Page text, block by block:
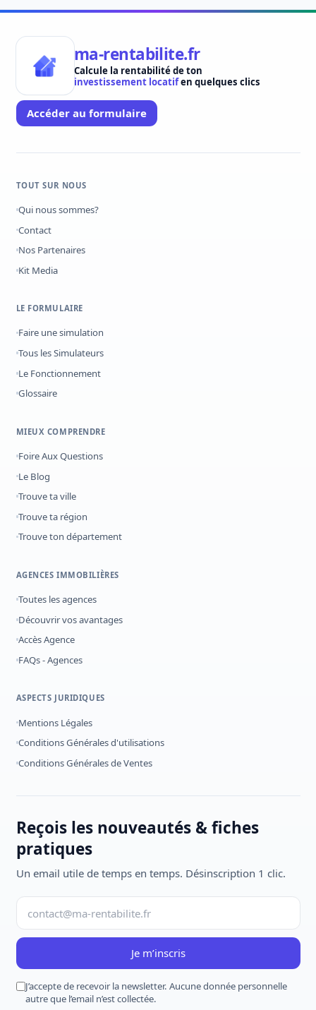
ma-rentabilite.fr
Calcule la rentabilité de ton
investissement locatifen quelques clics
Accéder au formulaire
TOUT SUR NOUS
Qui nous sommes?
Contact
Nos Partenaires
Kit Media
LE FORMULAIRE
Faire une simulation
Tous les Simulateurs
Le Fonctionnement
Glossaire
MIEUX COMPRENDRE
Foire Aux Questions
Le Blog
Trouve ta ville
Trouve ta région
Trouve ton département
AGENCES IMMOBILIÈRES
Toutes les agences
Découvrir vos avantages
Accès Agence
FAQs - Agences
ASPECTS JURIDIQUES
Mentions Légales
Conditions Générales d'utilisations
Conditions Générales de Ventes
Reçois les nouveautés & fiches
pratiques
Un email utile de temps en temps. Désinscription 1 clic.
Je m’inscris
J’accepte de recevoir la newsletter. Aucune donnée personnelle
autre que l’email n’est collectée.